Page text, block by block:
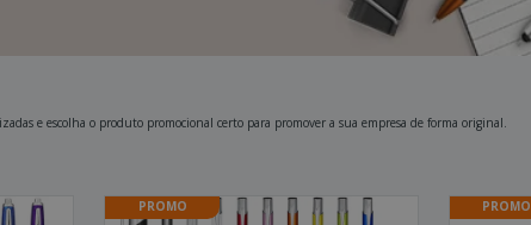
e escolha o produto promocional certo para promover a sua empresa de forma original.
PROMO PROMO